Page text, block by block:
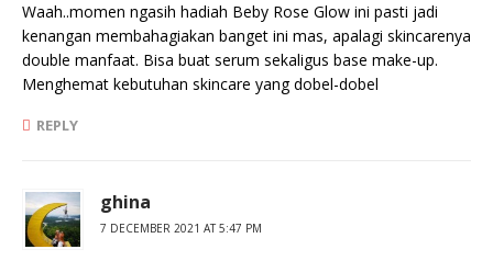
Waah..momen ngasih hadiah Beby Rose Glow ini pasti jadi
kenangan membahagiakan banget ini mas, apalagi skincarenya
double manfaat. Bisa buat serum sekaligus base make-up.
Menghemat kebutuhan skincare yang dobel-dobel
REPLY
ghina
7 DECEMBER 2021 AT 5:47 PM